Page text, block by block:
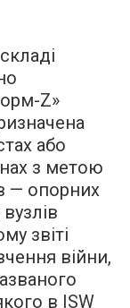
Z»
або
з метою
— опорних
звіті
війни,
в ISW